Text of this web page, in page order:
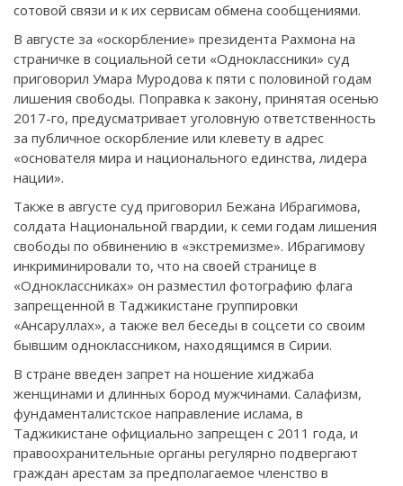
сотовой связи и к их сервисам обмена сообщениями.
В августе за «оскорбление» президента Рахмона на
страничке в социальной сети «Одноклассники» суд
приговорил Умара Муродова к пяти с половиной годам
лишения свободы. Поправка к закону, принятая осенью
2017-го, предусматривает уголовную ответственность
за публичное оскорбление или клевету в адрес
«основателя мира и национального единства, лидера
нации».
Также в августе суд приговорил Бежана Ибрагимова,
солдата Национальной гвардии, к семи годам лишения
свободы по обвинению в «экстремизме». Ибрагимову
инкриминировали то, что на своей странице в
«Одноклассниках» он разместил фотографию флага
запрещенной в Таджикистане группировки
«Ансаруллах», а также вел беседы в соцсети со своим
бывшим одноклассником, находящимся в Сирии.
В стране введен запрет на ношение хиджаба
женщинами и длинных бород мужчинами. Салафизм,
фундаменталистское направление ислама, в
Таджикистане официально запрещен с 2011 года, и
правоохранительные органы регулярно подвергают
граждан арестам за предполагаемое членство в